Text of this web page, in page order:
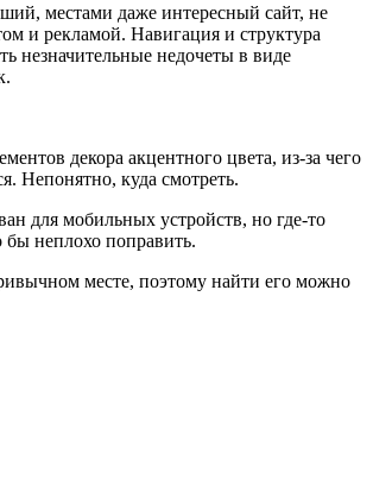
местами даже интересный сайт, не
и рекламой. Навигация и структура
незначительные недочеты в виде
декора акцентного цвета, из-за чего
Непонятно, куда смотреть.
для мобильных устройств, но где-то
бы неплохо поправить.
месте, поэтому найти его можно